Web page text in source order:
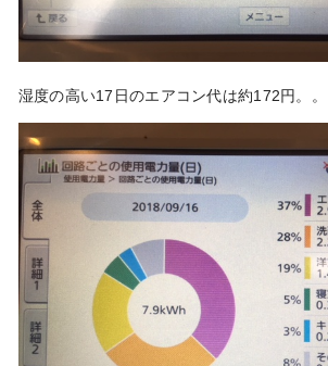
湿度の高い17日のエアコン代は約172円。。